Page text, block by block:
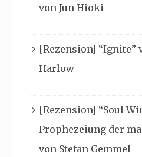
von Jun Hioki
[Rezension] “Ignite”
Harlow
[Rezension] “Soul
Prophezeiung der
von Stefan Gemmel